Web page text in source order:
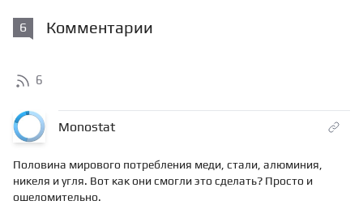
6 Комментарии
6
Monostat
Половина мирового потребления меди, стали, алюминия,
никеля и угля. Вот как они смогли это сделать? Просто и
ошеломительно.